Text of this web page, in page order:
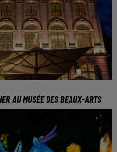
AU MUSÉE DES BEAUX-ARTS
réservation.